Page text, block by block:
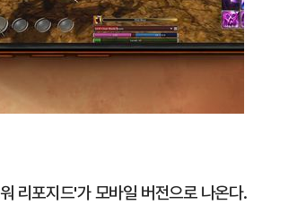
리포지드'가 모바일 버전으로 나온다.